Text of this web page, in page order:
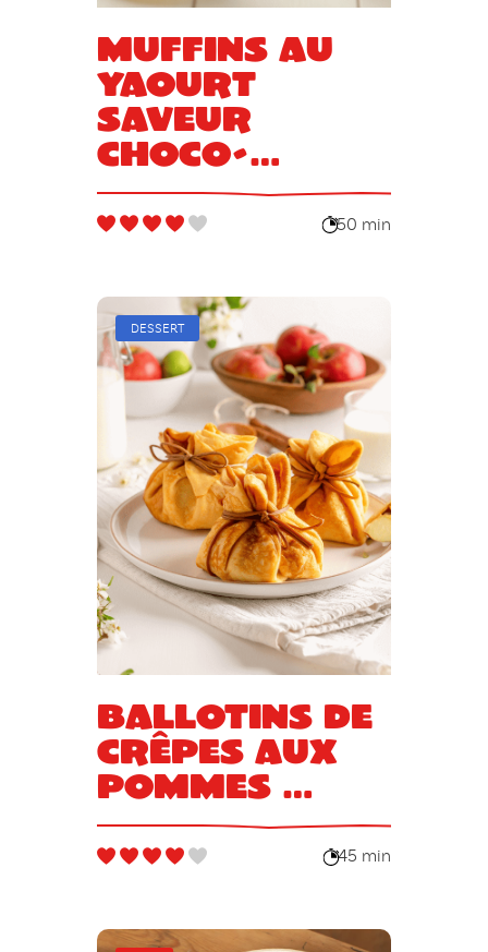
Muffins au
yaourt
saveur
choco-
banane
50 min
DESSERT
Ballotins de
crêpes aux
pommes …
45 min